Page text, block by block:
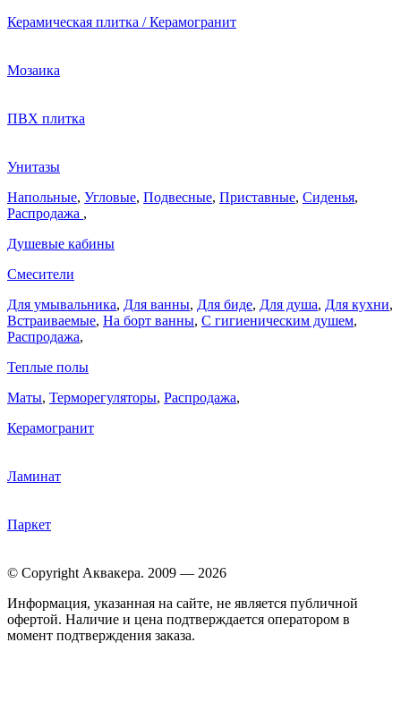
Керамическая плитка / Керамогранит
Мозаика
ПВХ плитка
Унитазы
Напольные, Угловые, Подвесные, Приставные, Сиденья,
Распродажа ,
Душевые кабины
Смесители
Для умывальника, Для ванны, Для биде, Для душа, Для кухни,
Встраиваемые, На борт ванны, C гигиеническим душем,
Распродажа,
Теплые полы
Маты, Терморегуляторы, Распродажа,
Керамогранит
Ламинат
Паркет
© Copyright Аквакера. 2009 — 2026
Информация, указанная на сайте, не является публичной
офертой. Наличие и цена подтверждается оператором в
момент подтверждения заказа.